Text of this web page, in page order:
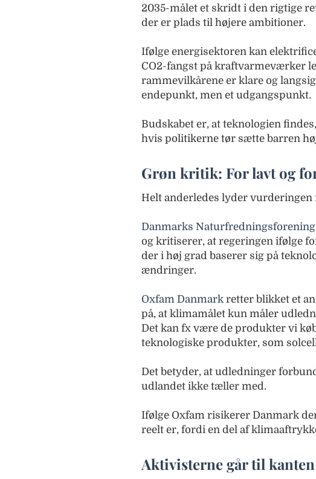
2035-målet et skridt i den rigtige
der er plads til højere ambitioner.
Ifølge energisektoren kan
CO2-fangst på kraftvarmeværker
rammevilkårene er klare og
endepunkt, men et udgangspunkt.
Budskabet er, at teknologien
hvis politikerne tør sætte barren
Grøn kritik: For lavt og
Helt anderledes lyder vurderingen
Danmarks Naturfredningsforening
og kritiserer, at regeringen ifølge
der i høj grad baserer sig på
ændringer.
Oxfam Danmarkretter blikket et
på, at klimamålet kun måler
Det kan fx være de produkter vi
teknologiske produkter, som
Det betyder, at udledninger
udlandet ikke tæller med.
Ifølge Oxfam risikerer Danmark
reelt er, fordi en del af
Aktivisterne går til kanten